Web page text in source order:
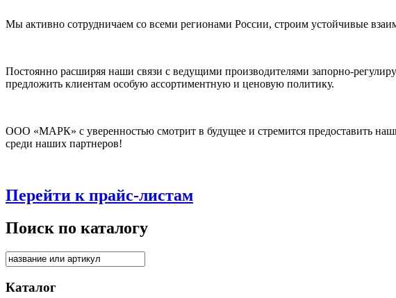
Мы активно сотрудничаем со всеми регионами России, строим устойчивые
Постоянно расширяя наши связи с ведущими производителями запорно-
предложить клиентам особую ассортиментную и ценовую политику.
ООО «МАРК» с уверенностью смотрит в будущее и стремится предоставить
среди наших партнеров!
Перейти к прайс-листам
Поиск по каталогу
Каталог